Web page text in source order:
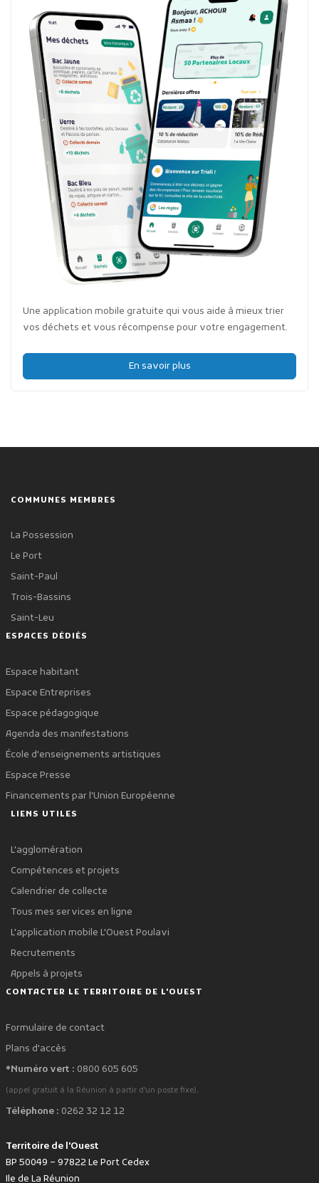
Une application mobile gratuite qui vous aide à mieux trier
vos déchets et vous récompense pour votre engagement.
En savoir plus
COMMUNES MEMBRES
La Possession
Le Port
Saint-Paul
Trois-Bassins
Saint-Leu
ESPACES DÉDIÉS
Espace habitant
Espace Entreprises
Espace pédagogique
Agenda des manifestations
École d'enseignements artistiques
Espace Presse
Financements par l'Union Européenne
LIENS UTILES
L'agglomération
Compétences et projets
Calendrier de collecte
Tous mes services en ligne
L'application mobile L'Ouest Poulavi
Recrutements
Appels à projets
CONTACTER LE TERRITOIRE DE L'OUEST
Formulaire de contact
Plans d'accès
*Numéro vert : 0800 605 605
(appel gratuit à la Réunion à partir d'un poste fixe).
Téléphone : 0262 32 12 12
Territoire de l'Ouest
BP 50049 – 97822 Le Port Cedex
Ile de La Réunion